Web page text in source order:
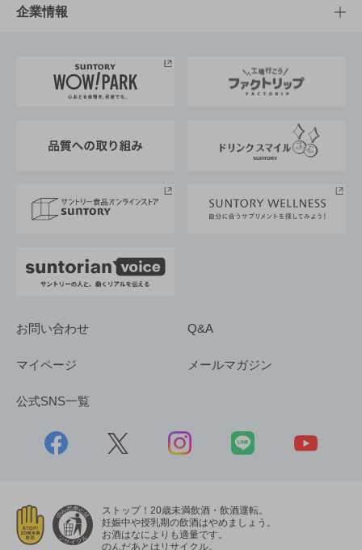
栄養成分一覧
工場見学
地域情報
サントリーホール
サントリーサンバーズ大阪
サステナビリティTOP
サントリーが考えるサステナビリティ経営
企業情報
企業概要
採用情報
お問い合わせ Q&A
マイページ メールマガジン
公式SNS一覧
ストップ！20歳未満飲酒・飲酒運転。
妊娠中や授乳期の飲酒はやめましょう。
お酒はなによりも適量です。
のんだあとはリサイクル。